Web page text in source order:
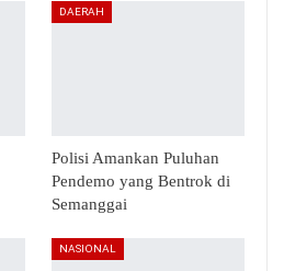
DAERAH
Polisi Amankan Puluhan
Pendemo yang Bentrok di
Semanggai
NASIONAL